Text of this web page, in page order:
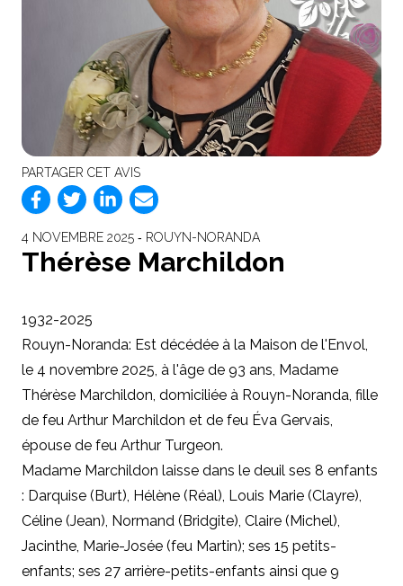
PARTAGER CET AVIS
4 NOVEMBRE 2025 ‐ ROUYN-NORANDA
Thérèse Marchildon
1932-2025
Rouyn-Noranda: Est décédée à la Maison de l'Envol,
le 4 novembre 2025, à l'âge de 93 ans, Madame
Thérèse Marchildon, domiciliée à Rouyn-Noranda, fille
de feu Arthur Marchildon et de feu Éva Gervais,
épouse de feu Arthur Turgeon.
Madame Marchildon laisse dans le deuil ses 8 enfants
: Darquise (Burt), Hélène (Réal), Louis Marie (Clayre),
Céline (Jean), Normand (Bridgite), Claire (Michel),
Jacinthe, Marie-Josée (feu Martin); ses 15 petits-
enfants; ses 27 arrière-petits-enfants ainsi que 9